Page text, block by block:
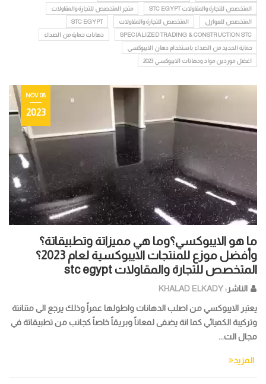
المتخصص للتجارة والمقاولات STC EGYPT
متجر المتخصص للتجارة والمقاولات
المتخصص للعوازل
المتخصص للتجارة والمقاولات
STC EGYPT
SPECIALIZED TRADING & CONSTRUCTION STC
دهانات حماية من الصداء
حماية الحديد من الصداء باستخدام دهان الايبوكسي
اغضل موردين مواد ودهانات الايبوكسي 2023
ما هو الايبوكسي؟وما هي مميزاتة وتطبيقاتة؟
وأفضل موزع للمنتجات الايبوكسية لعام 2023؟
المتخصص للتجارة والمقاولات stc egypt
08 NOV
2023
الناشر: KHALAD ELKADY
يعتبر الايبوكسي من اصلب الدهانات واطولها عمراً وذلك يرجع الى متنانتة
وتركيبة الكميائي كما انة يضفى لمعاناً وبريقاً خاصاً كجانب من تطبيقاتة في
مجال الت...
المزيد